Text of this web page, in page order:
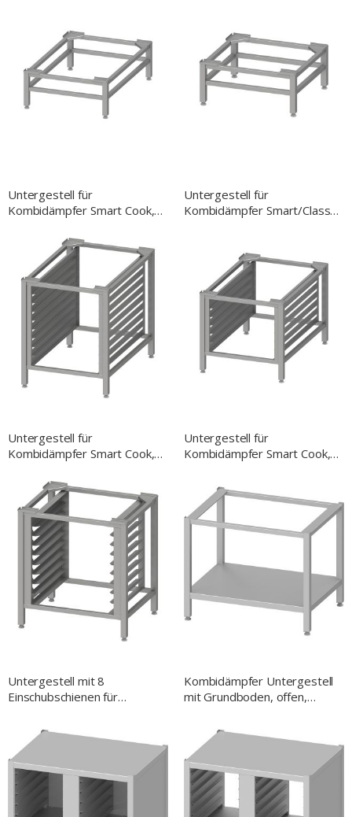
Untergestell für
Kombidämpfer Smart Cook,
Untergestell für
Kombidämpfer Smart/Classic
Untergestell für
Kombidämpfer Smart Cook,
Untergestell für
Kombidämpfer Smart Cook,
Untergestell mit 8
Einschubschienen für
H. 850 mm
Kombidämpfer Untergestell
mit Grundboden, offen,